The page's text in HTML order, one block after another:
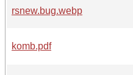
rsnew.bug.webp
komb.pdf